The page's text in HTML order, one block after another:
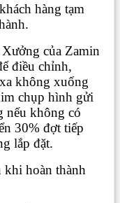
hàng tạm
của Zamin
điều chỉnh,
không xuống
chụp hình gửi
nếu không có
30% đợt tiếp
lắp đặt.
khi hoàn thành